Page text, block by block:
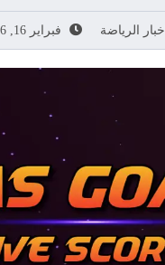
اخبار الرياضة فبراير 16, 2026